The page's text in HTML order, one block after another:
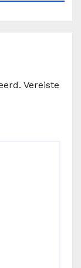
Vereiste